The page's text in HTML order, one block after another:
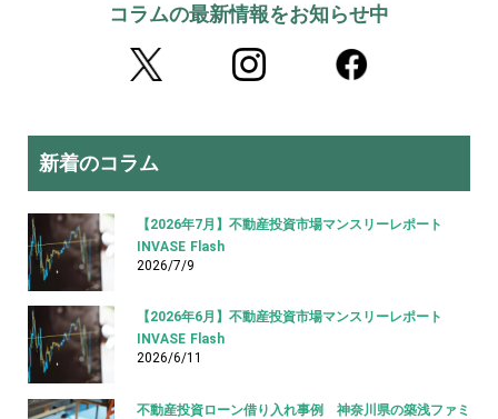
コラムの最新情報をお知らせ中
新着のコラム
【2026年7月】不動産投資市場マンスリーレポート
INVASE Flash
2026/7/9
【2026年6月】不動産投資市場マンスリーレポート
INVASE Flash
2026/6/11
不動産投資ローン借り入れ事例 神奈川県の築浅ファミ